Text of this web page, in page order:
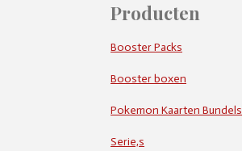
Producten
Booster Packs
Booster boxen
Pokemon Kaarten Bundels
Serie,s